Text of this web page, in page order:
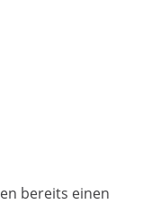
bereits einen